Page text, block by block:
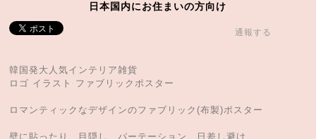
日本国内にお住まいの方向け
通報する
韓国発大人気インテリア雑貨
ロゴ イラスト ファブリックポスター
ロマンティックなデザインのファブリック(布製)ポスター
壁に貼ったり、目隠し、パーテーション、日差し避け